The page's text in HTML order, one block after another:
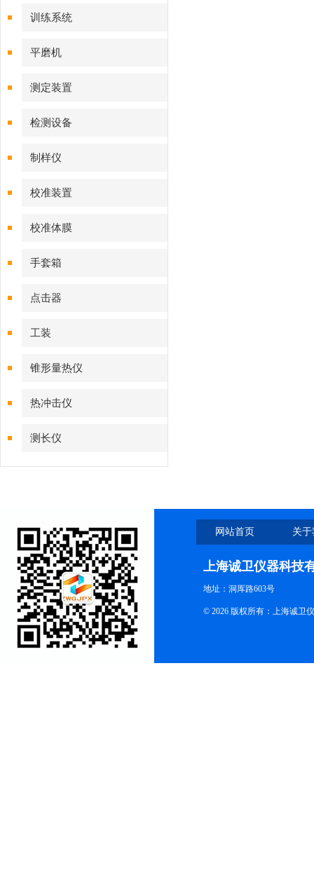
训练系统
平磨机
测定装置
检测设备
制样仪
校准装置
校准体膜
手套箱
点击器
工装
锥形量热仪
热冲击仪
测长仪
网站首页 关
上海诚卫仪器科技
地址：洞厍路603号
© 2026 版权所有：上海诚卫